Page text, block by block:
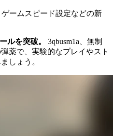
ゲームスピード設定などの新
ルを突破。
3qbusm1a、無制
薬で、実験的なプレイやスト
しょう。